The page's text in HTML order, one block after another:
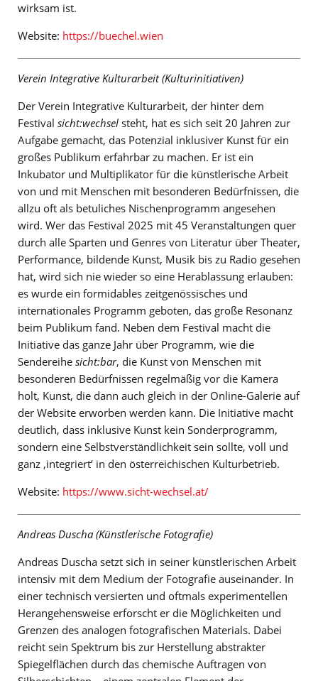
wirksam ist.
Website: https://buechel.wien
Verein Integrative Kulturarbeit (Kulturinitiativen)
Der Verein Integrative Kulturarbeit, der hinter dem
Festival sicht:wechsel steht, hat es sich seit 20 Jahren zur
Aufgabe gemacht, das Potenzial inklusiver Kunst für ein
großes Publikum erfahrbar zu machen. Er ist ein
Inkubator und Multiplikator für die künstlerische Arbeit
von und mit Menschen mit besonderen Bedürfnissen, die
allzu oft als betuliches Nischenprogramm angesehen
wird. Wer das Festival 2025 mit 45 Veranstaltungen quer
durch alle Sparten und Genres von Literatur über Theater,
Performance, bildende Kunst, Musik bis zu Radio gesehen
hat, wird sich nie wieder so eine Herablassung erlauben:
es wurde ein formidables zeitgenössisches und
internationales Programm geboten, das große Resonanz
beim Publikum fand. Neben dem Festival macht die
Initiative das ganze Jahr über Programm, wie die
Sendereihe sicht:bar, die Kunst von Menschen mit
besonderen Bedürfnissen regelmäßig vor die Kamera
holt, Kunst, die dann auch gleich in der Online-Galerie auf
der Website erworben werden kann. Die Initiative macht
deutlich, dass inklusive Kunst kein Sonderprogramm,
sondern eine Selbstverständlichkeit sein sollte, voll und
ganz ‚integriert‘ in den österreichischen Kulturbetrieb.
Website: https://www.sicht-wechsel.at/
Andreas Duscha (Künstlerische Fotografie)
Andreas Duscha setzt sich in seiner künstlerischen Arbeit
intensiv mit dem Medium der Fotografie auseinander. In
einer technisch versierten und oftmals experimentellen
Herangehensweise erforscht er die Möglichkeiten und
Grenzen des analogen fotografischen Materials. Dabei
reicht sein Spektrum bis zur Herstellung abstrakter
Spiegelflächen durch das chemische Auftragen von